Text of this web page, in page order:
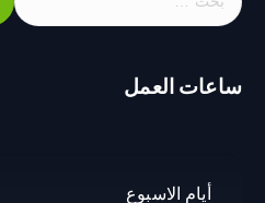
ل
ث
ساعات العمل
أيام الاسبوع